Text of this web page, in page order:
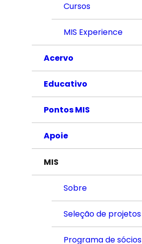
Cursos
MIS Experience
Acervo
Educativo
Pontos MIS
Apoie
MIS
Sobre
Seleção de projetos
Programa de sócios